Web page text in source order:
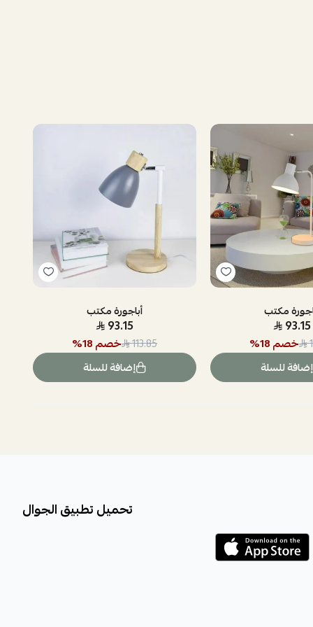
مكتب
93.15
خصم18
%
إضافة للسلة
أباجورة مكتب
93.15
113.85 خصم18
%
إضافة للسلة
تحميل تطبيق الجوال